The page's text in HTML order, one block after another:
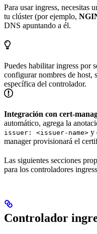
Para usar ingress, necesitas
tu clúster (por ejemplo,
DNS apuntando a él.
Puedes habilitar ingress por
configurar nombres de host,
específica del controlador.
Integración con cert-
automático, agrega la
issuer: <issuer-name> y
manager provisionará el
Las siguientes secciones
para los controladores
Controlador